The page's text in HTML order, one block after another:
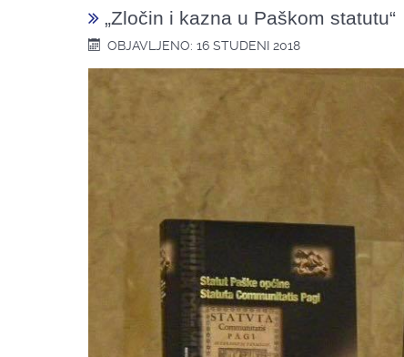
„Zločin i kazna u Paškom statutu“
OBJAVLJENO: 16 STUDENI 2018